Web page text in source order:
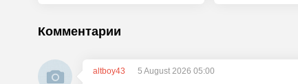
Комментарии
altboy43
5 August 2026 05:00